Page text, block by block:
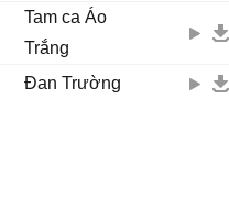
Tam ca Áo
Trắng
Đan Trường